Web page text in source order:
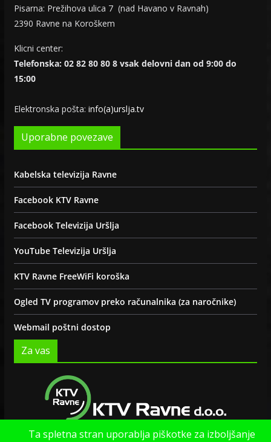
Pisarna: Prežihova ulica 7 (nad Havano v Ravnah)
2390 Ravne na Koroškem
Klicni center:
Telefonska: 02 82 80 80 8 vsak delovni dan od 9:00 do
15:00
Elektronska pošta: info(a)urslja.tv
Uporabne povezave
Kabelska televizija Ravne
Facebook KTV Ravne
Facebook Televizija Uršlja
YouTube Televizija Uršlja
KTV Ravne FreeWiFi koroška
Ogled TV programov preko računalnika (za naročnike)
Webmail poštni dostop
Za vas
Ta spletna stran uporablja piškotke za izboljšanje